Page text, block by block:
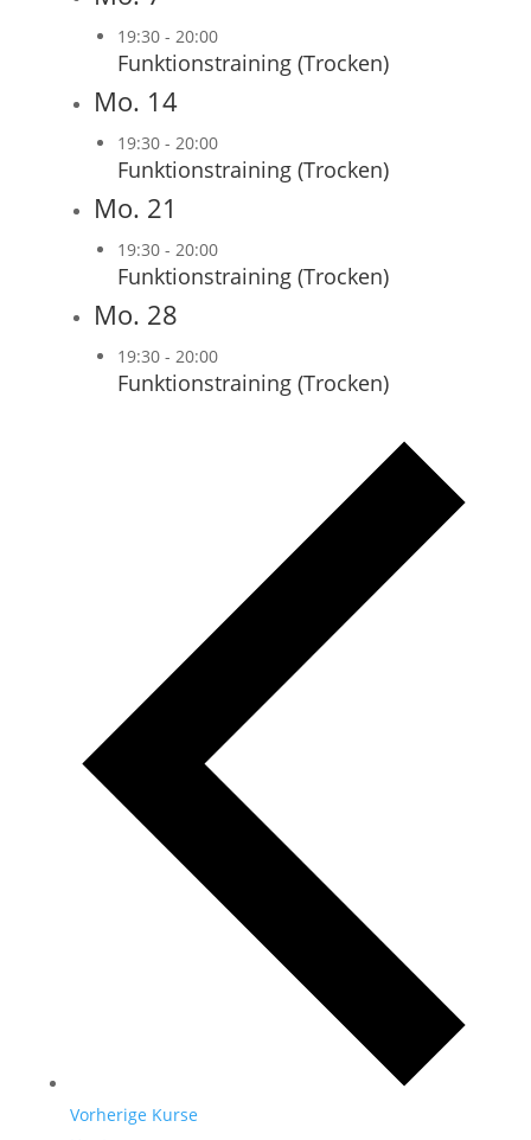
19:30- 20:00
Funktionstraining (Trocken)
Mo. 14
19:30- 20:00
Funktionstraining (Trocken)
Mo. 21
19:30- 20:00
Funktionstraining (Trocken)
Mo. 28
19:30- 20:00
Funktionstraining (Trocken)
Vorherige Kurse